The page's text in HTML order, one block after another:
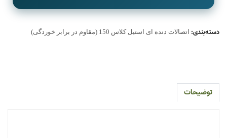
دسته‌بندی: اتصالات دنده‌ ای استیل کلاس 150 (مقاوم در برابر خوردگی)
توضیحات